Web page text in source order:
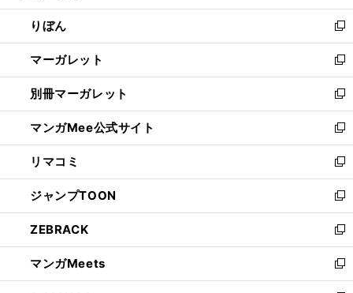
開
く
ウ
で
開
く
ン
ド
ウ
で
開
く
ウ
ィ
ン
ド
ウ
で
開
く
りぼん
新
し
い
ウ
ィ
ン
ド
ウ
で
開
く
マーガレット
新
し
い
ウ
ィ
ン
ド
ウ
で
開
く
別冊マーガレット
新
し
い
ウ
ィ
ン
ド
ウ
で
開
く
マンガMee公式サイト
新
し
い
ウ
ィ
ン
ド
ウ
で
開
リマコミ
新
し
い
ウ
ィ
ン
ド
ウ
ジャンプTOON
新
し
い
ウ
ィ
ン
ZEBRACK
新
し
い
ウ
マンガMeets
新
し